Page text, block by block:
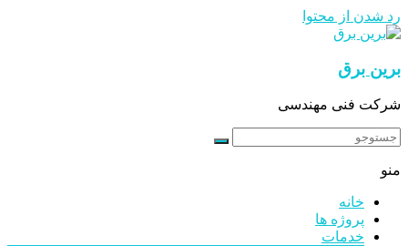
رد شدن از محتوا
برین برق
شرکت فنی مهندسی
منو
خانه
پروژه ها
خدمات